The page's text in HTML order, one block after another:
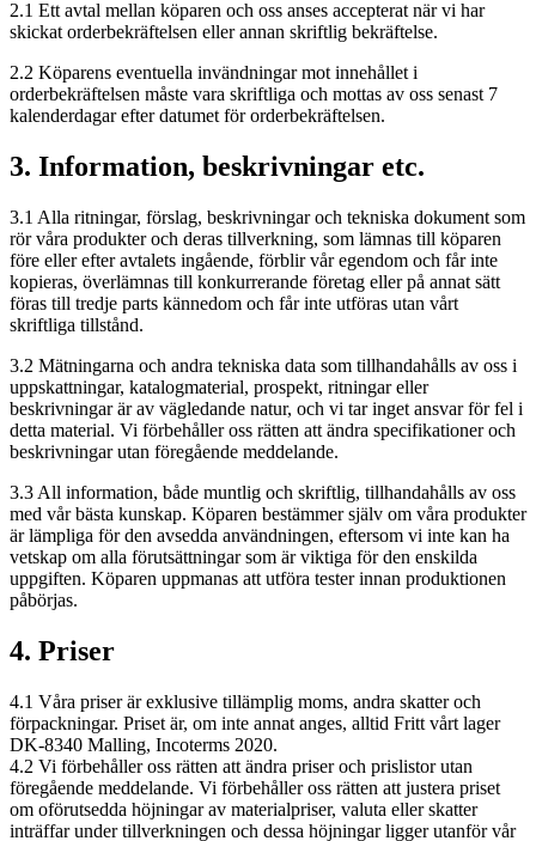
2.1 Ett avtal mellan köparen och oss anses accepterat när vi har
skickat orderbekräftelsen eller annan skriftlig bekräftelse.
2.2 Köparens eventuella invändningar mot innehållet i
orderbekräftelsen måste vara skriftliga och mottas av oss senast 7
kalenderdagar efter datumet för orderbekräftelsen.
3. Information, beskrivningar etc.
3.1 Alla ritningar, förslag, beskrivningar och tekniska dokument som
rör våra produkter och deras tillverkning, som lämnas till köparen
före eller efter avtalets ingående, förblir vår egendom och får inte
kopieras, överlämnas till konkurrerande företag eller på annat sätt
föras till tredje parts kännedom och får inte utföras utan vårt
skriftliga tillstånd.
3.2 Mätningarna och andra tekniska data som tillhandahålls av oss i
uppskattningar, katalogmaterial, prospekt, ritningar eller
beskrivningar är av vägledande natur, och vi tar inget ansvar för fel i
detta material. Vi förbehåller oss rätten att ändra specifikationer och
beskrivningar utan föregående meddelande.
3.3 All information, både muntlig och skriftlig, tillhandahålls av oss
med vår bästa kunskap. Köparen bestämmer själv om våra produkter
är lämpliga för den avsedda användningen, eftersom vi inte kan ha
vetskap om alla förutsättningar som är viktiga för den enskilda
uppgiften. Köparen uppmanas att utföra tester innan produktionen
påbörjas.
4. Priser
4.1 Våra priser är exklusive tillämplig moms, andra skatter och
förpackningar. Priset är, om inte annat anges, alltid Fritt vårt lager
DK-8340 Malling, Incoterms 2020.
4.2 Vi förbehåller oss rätten att ändra priser och prislistor utan
föregående meddelande. Vi förbehåller oss rätten att justera priset
om oförutsedda höjningar av materialpriser, valuta eller skatter
inträffar under tillverkningen och dessa höjningar ligger utanför vår